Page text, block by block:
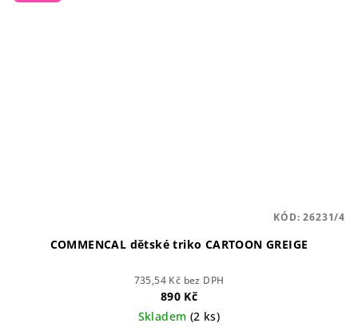
COMMENCAL dětské triko CARTOON GREIGE
735,54 Kč bez DPH
890 Kč
Skladem (2 ks)
KÓD:26231/4